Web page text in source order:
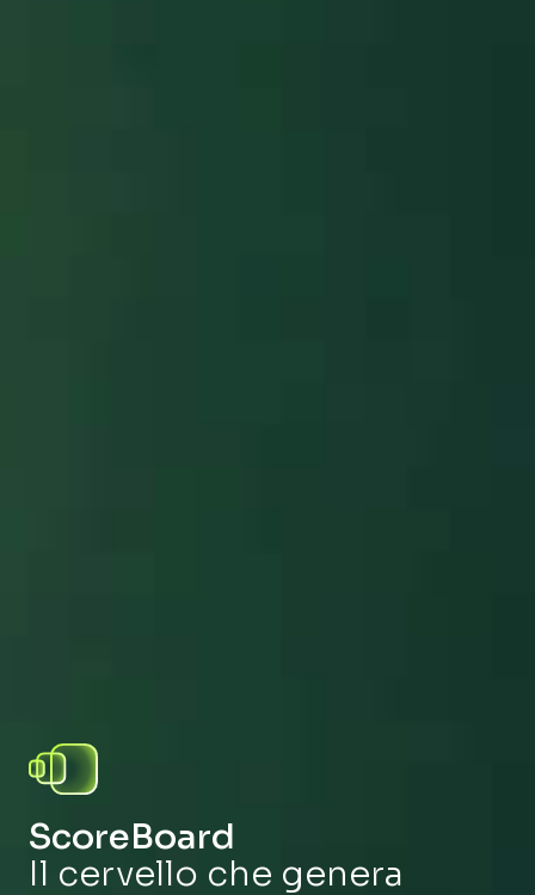
ScoreBoard
Il cervello che genera